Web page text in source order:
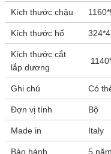
Kích thước chậu
Kích thước hố
Kích thước cắt
lắp dương
Ghi chú Có
Đợn vị tính Bộ
Made in Italy
Bảo hành 5 năm